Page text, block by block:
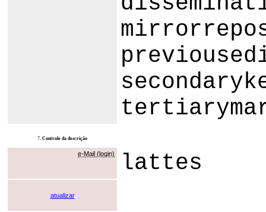
7. Controle da descrição
e-Mail (login) lattes
atualizar